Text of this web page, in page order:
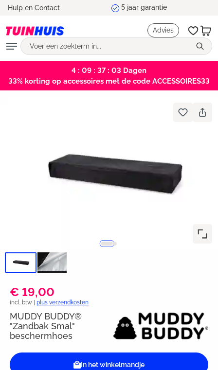
Hulp en Contact 5 jaar garantie
Advies
4 : 09 : 37 : 03 Dagen
33% korting op accessoires met de code ACCESSOIRES33
€ 19,00
incl. btw | plus verzendkosten
MUDDY BUDDY®
"Zandbak Smal"
beschermhoes
In het winkelmandje